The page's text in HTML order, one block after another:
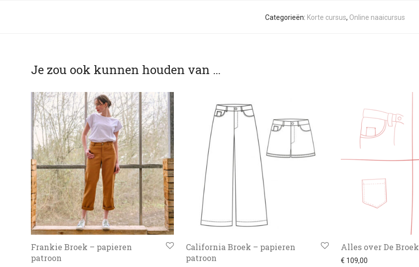
Categorieën: Korte cursus, Online naaicursus
Je zou ook kunnen houden van …
Frankie Broek – papieren
patroon
California Broek – papieren
patroon
Alles over De Broek
€ 109,00